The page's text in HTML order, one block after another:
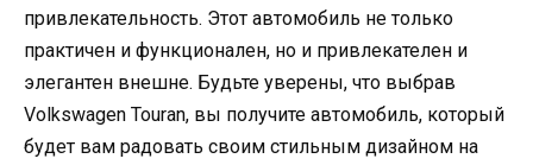
привлекательность. Этот автомобиль не только
практичен и функционален, но и привлекателен и
элегантен внешне. Будьте уверены, что выбрав
Volkswagen Touran, вы получите автомобиль, который
будет вам радовать своим стильным дизайном на